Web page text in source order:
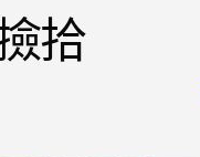
拾